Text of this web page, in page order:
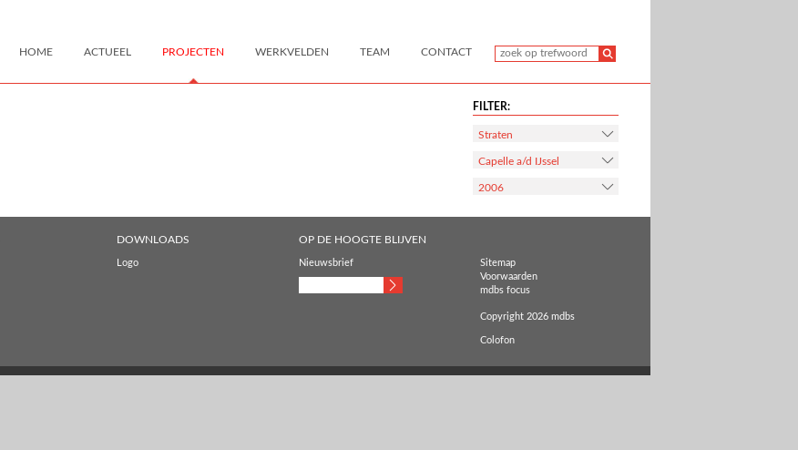
HOME ACTUEEL PROJECTEN WERKVELDEN TEAM CONTACT
FILTER:
Straten
Capelle a/d IJssel
2006
DOWNLOADS
Logo
OP DE HOOGTE BLIJVEN
Nieuwsbrief
Sitemap
Voorwaarden
mdbs focus
Copyright 2026 mdbs
Colofon